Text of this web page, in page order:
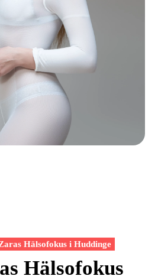
Hälsofokus i Huddinge
Hälsofokus